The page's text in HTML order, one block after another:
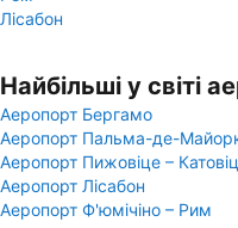
Лісабон
Найбільші у світі
Аеропорт Бергамо
Аеропорт Пальма-де-
Аеропорт Пижовіце –
Аеропорт Лісабон
Аеропорт Ф'юмічіно – Рим